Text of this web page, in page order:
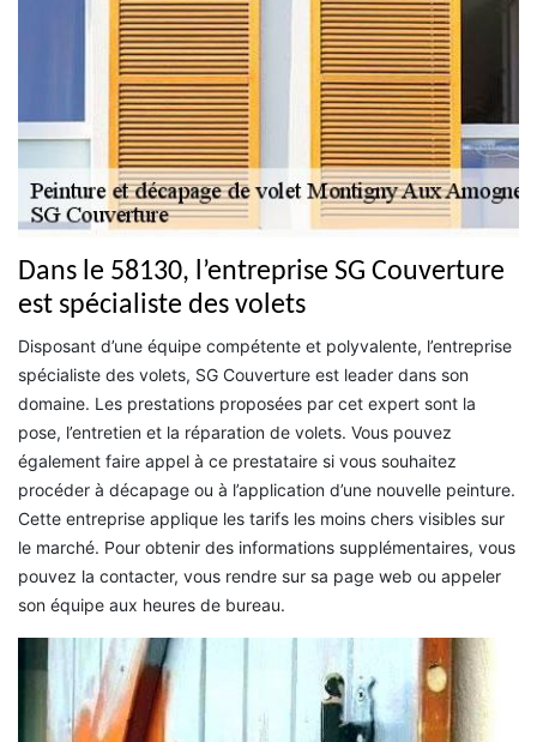
Dans le 58130, l’entreprise SG Couverture
est spécialiste des volets
Disposant d’une équipe compétente et polyvalente, l’entreprise
spécialiste des volets, SG Couverture est leader dans son
domaine. Les prestations proposées par cet expert sont la
pose, l’entretien et la réparation de volets. Vous pouvez
également faire appel à ce prestataire si vous souhaitez
procéder à décapage ou à l’application d’une nouvelle peinture.
Cette entreprise applique les tarifs les moins chers visibles sur
le marché. Pour obtenir des informations supplémentaires, vous
pouvez la contacter, vous rendre sur sa page web ou appeler
son équipe aux heures de bureau.